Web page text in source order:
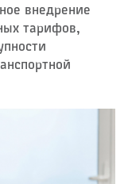
внедрение
тарифов,